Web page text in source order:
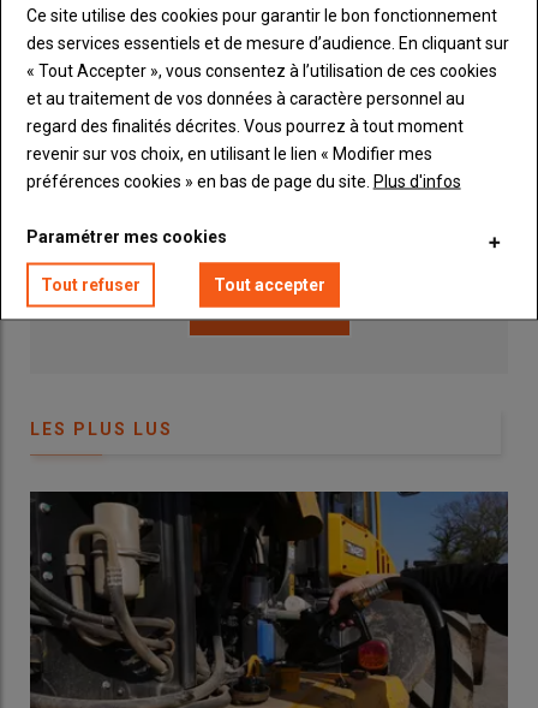
P. L.C. - Une interface pour faciliter
la manutention des outils
P.L.C. propose une interface pour faciliter les déplacements
d'outils dans la cour de ferme, à l'aide d'un engin de
manutention.
La société meurthoise P.L.C. propose une interface
personnalisée à la marque de l'outil de
manutention , afin de
faciliter les opérations de déplacement, d'entretien, de lavage
des outils dans la cour de ferme.
Publicité
INSCRIPTION NEWSLETTER
Vous recevrez chaque semaine toutes les actualités 100%
LES PLUS LUS
Ce site utilise des cookies pour garantir le bon fonctionnement
des services essentiels et de mesure d’audience. En cliquant sur
« Tout Accepter », vous consentez à l’utilisation de ces cookies
et au traitement de vos données à caractère personnel au
regard des finalités décrites. Vous pourrez à tout moment
revenir sur vos choix, en utilisant le lien « Modifier mes
préférences cookies » en bas de page du site. Plus d'infos
Paramétrer mes cookies
Tout refuser Tout accepter